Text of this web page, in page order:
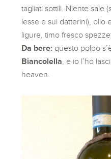
tagliati sottili. Niente sale
lesse e sui datterini), olio
ligure, timo fresco
Da bere: questo polpo
Biancolella , e io l’ho
heaven.